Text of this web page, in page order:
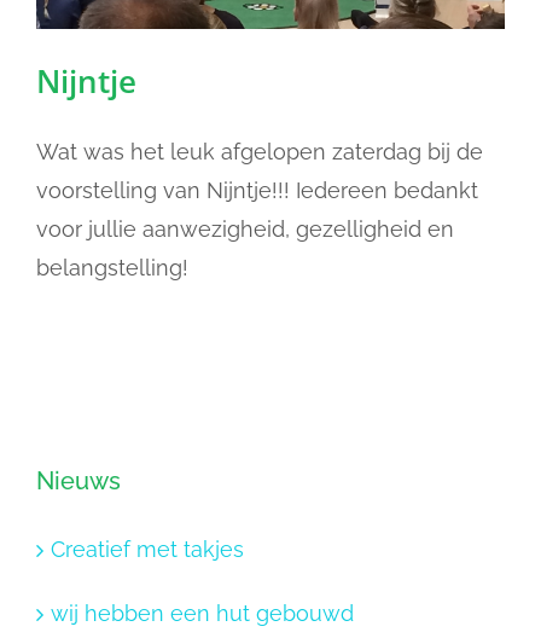
Nijntje
Wat was het leuk afgelopen zaterdag bij de
voorstelling van Nijntje!!! Iedereen bedankt
voor jullie aanwezigheid, gezelligheid en
belangstelling!
Nieuws
Creatief met takjes
wij hebben een hut gebouwd